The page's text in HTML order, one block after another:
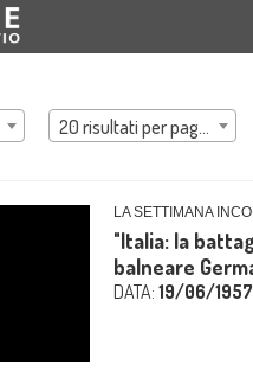
20 risultati per pagina
LA SETTIMANA
"Italia: la
balneare
DATA: 19/06/1957